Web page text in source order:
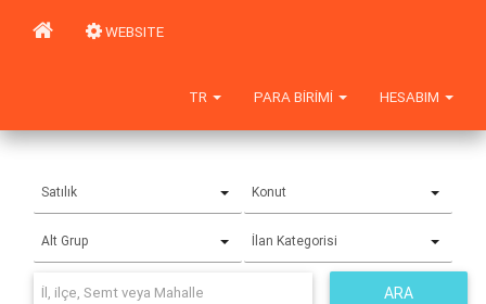
WEBSITE
HESABIM
PARA BIRIMI
TR
Satılık Konut
Alt Grup İlan Kategorisi
ARA